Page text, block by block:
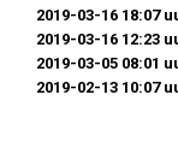
2019-03-16 18:07
2019-03-16 12:23
2019-03-05 08:01
2019-02-13 10:07